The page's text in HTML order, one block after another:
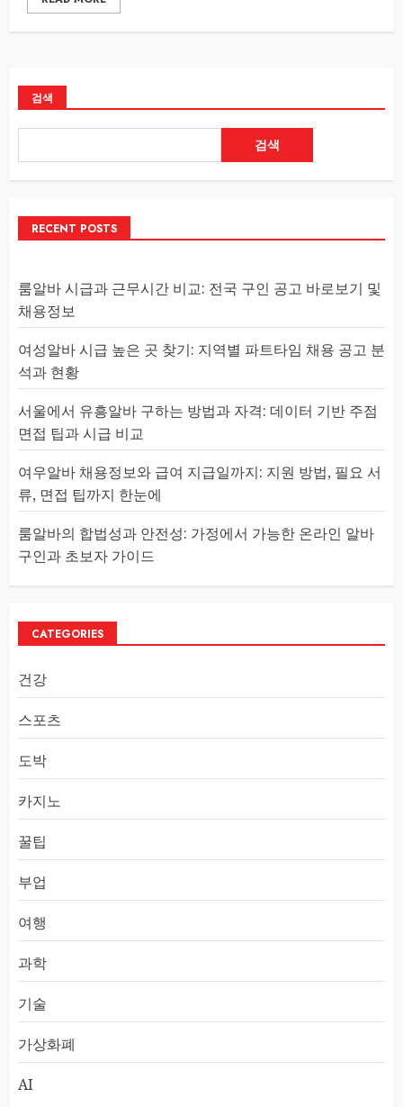
검색
검색
RECENT POSTS
룸알바 시급과 근무시간 비교: 전국 구인 공고 바로보기 및
채용정보
여성알바 시급 높은 곳 찾기: 지역별 파트타임 채용 공고 분
석과 현황
서울에서 유흥알바 구하는 방법과 자격: 데이터 기반 주점
면접 팁과 시급 비교
여우알바 채용정보와 급여 지급일까지: 지원 방법, 필요 서
류, 면접 팁까지 한눈에
룸알바의 합법성과 안전성: 가정에서 가능한 온라인 알바
구인과 초보자 가이드
CATEGORIES
건강
스포츠
도박
카지노
꿀팁
부업
여행
과학
기술
가상화폐
AI